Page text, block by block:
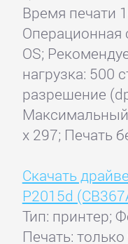
Время печати
Операционная
OS;
нагрузка: 500
разрешение
Максимальный
x 297; Печать
Скачать
P2015d
Тип: принтер;
Печать: